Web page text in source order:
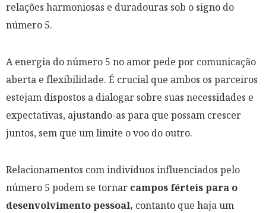
relações harmoniosas e duradouras sob o signo do
número 5.
A energia do número 5 no amor pede por comunicação
aberta e flexibilidade. É crucial que ambos os parceiros
estejam dispostos a dialogar sobre suas necessidades e
expectativas, ajustando-as para que possam crescer
juntos, sem que um limite o voo do outro.
Relacionamentos com indivíduos influenciados pelo
número 5 podem se tornar campos férteis para o
desenvolvimento pessoal, contanto que haja um